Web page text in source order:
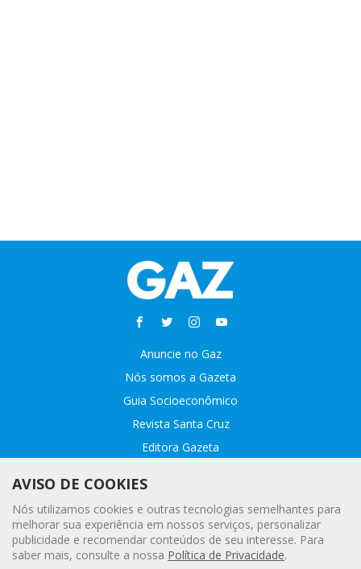
Anuncie no Gaz
Nós somos a Gazeta
Guia Socioeconômico
Revista Santa Cruz
Editora Gazeta
Fale conosco
Webmail
Assinatura Premiada
AVISO DE COOKIES
Nós utilizamos cookies e outras tecnologias semelhantes para
melhorar sua experiência em nossos serviços, personalizar
publicidade e recomendar conteúdos de seu interesse. Para
saber mais, consulte a nossa Política de Privacidade.